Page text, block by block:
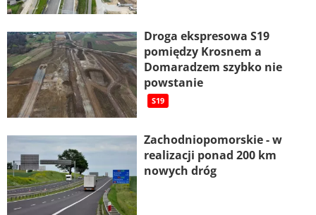
Droga ekspresowa S19
pomiędzy Krosnem a
Domaradzem szybko nie
powstanie
S19
Zachodniopomorskie - w
realizacji ponad 200 km
nowych dróg